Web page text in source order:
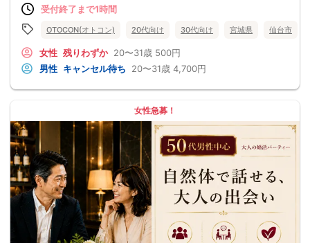
受付終了まで1時間
OTOCON(オトコン) 20代向け 30代向け 宮城県 仙台市
女性 残りわずか 20〜31歳 500円
男性 キャンセル待ち 20〜31歳 4,700円
女性急募！